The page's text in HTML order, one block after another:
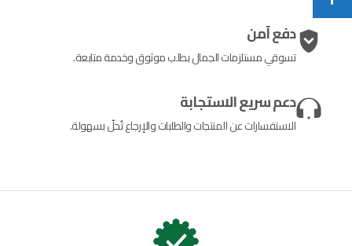
دفع آمن
تسوقي مستلزمات الجمال بطلب موثوق وخدمة متابعة.
دعم سريع الاستجابة
الاستفسارات عن المنتجات والطلبات والإرجاع تُحلّ بسهولة.